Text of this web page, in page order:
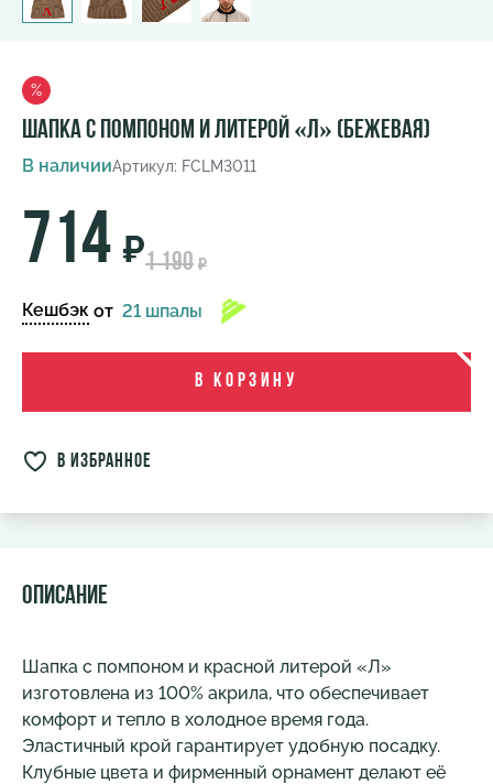
%
Шапка с помпоном и литерой «Л» (бежевая)
В наличииАртикул: FCLM3011
714 ₽1 190 ₽
Кешбэк от 21 шпалы
В корзину
в избранное
Описание
Шапка с помпоном и красной литерой «Л»
изготовлена из 100% акрила, что обеспечивает
комфорт и тепло в холодное время года.
Эластичный крой гарантирует удобную посадку.
Клубные цвета и фирменный орнамент делают её